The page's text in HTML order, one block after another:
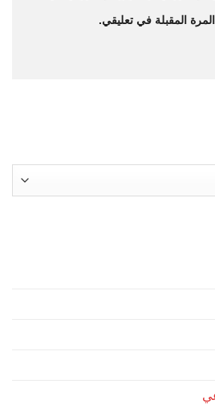
المقبلة في تعليقي.